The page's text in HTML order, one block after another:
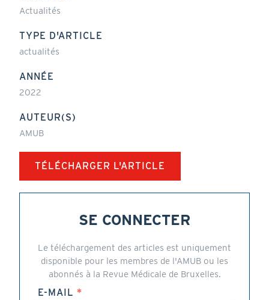
Actualités
TYPE D'ARTICLE
actualités
ANNÉE
2022
AUTEUR(S)
AMUB
TÉLÉCHARGER L'ARTICLE
SE CONNECTER
Le téléchargement des articles est uniquement
disponible pour les membres de l'AMUB ou les
abonnés à la Revue Médicale de Bruxelles.
E-MAIL